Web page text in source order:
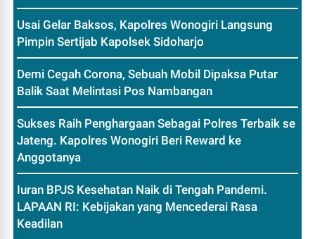
Usai Gelar Baksos, Kapolres Wonogiri Langsung
Pimpin Sertijab Kapolsek Sidoharjo
Demi Cegah Corona, Sebuah Mobil Dipaksa Putar
Balik Saat Melintasi Pos Nambangan
Sukses Raih Penghargaan Sebagai Polres Terbaik se
Jateng. Kapolres Wonogiri Beri Reward ke
Anggotanya
Iuran BPJS Kesehatan Naik di Tengah Pandemi.
LAPAAN RI: Kebijakan yang Mencederai Rasa
Keadilan